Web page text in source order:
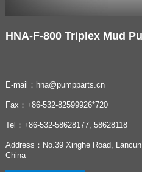
HNA-F-800 Triplex Mud
E-mail：hna@pumpparts.cn
Fax：+86-532-82599926*720
Tel：+86-532-58628177, 58628118
Address：No.39 Xinghe Road,
China